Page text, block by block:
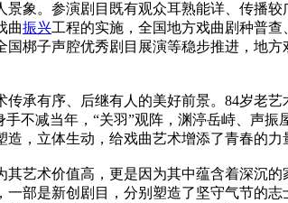
。参演剧目既有观众耳熟能详、传播较
曲振兴工程的实施，全国地方戏曲剧种普
梆子声腔优秀剧目展演等稳步推进，地
有序、后继有人的美好前景。84岁老艺
不减当年，“关羽”观阵，渊渟岳峙、声
，立体生动，给戏曲艺术增添了青春的力
术价值高，更是因为其中蕴含着深沉的
部是新创剧目，分别塑造了坚守气节的